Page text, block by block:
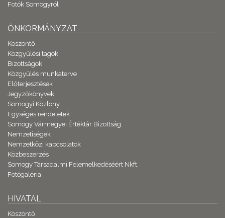
Fotók Somogyról
ÖNKORMÁNYZAT
Köszöntő
Közgyűlési tagok
Bizottságok
Közgyűlés munkaterve
Előterjesztések
Jegyzőkönyvek
Somogyi Közlöny
Egységes rendeletek
Somogy Vármegyei Értéktár Bizottság
Nemzetiségek
Nemzetközi kapcsolatok
Közbeszerzés
Somogy Társadalmi Felemelkedéséért Nkft.
Fotógaléria
HIVATAL
Köszöntő